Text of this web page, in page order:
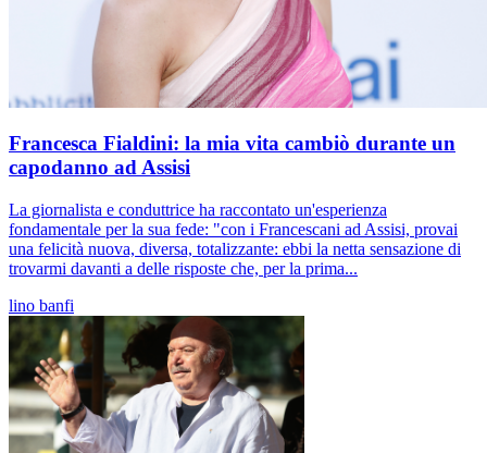
Francesca Fialdini: la mia vita cambiò durante un
capodanno ad Assisi
La giornalista e conduttrice ha raccontato un'esperienza
fondamentale per la sua fede: "con i Francescani ad Assisi, provai
una felicità nuova, diversa, totalizzante: ebbi la netta sensazione di
trovarmi davanti a delle risposte che, per la prima...
lino banfi